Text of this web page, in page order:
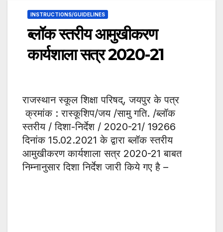
INSTRUCTIONS/GUIDELINES
ब्लॉक स्तरीय आमुखीकरण
कार्यशाला सत्र 2020-21
राजस्थान स्कूल शिक्षा परिषद्, जयपुर के पत्र
क्रमांक : रास्कूशिप/जय /सामु गति. /ब्लॉक
स्तरीय / दिशा-निर्देश / 2020-21/ 19266
दिनांक 15.02.2021 के द्वारा ब्लॉक स्तरीय
आमुखीकरण कार्यशाला सत्र 2020-21 बाबत
निम्नानुसार दिशा निर्देश जारी किये गए है –